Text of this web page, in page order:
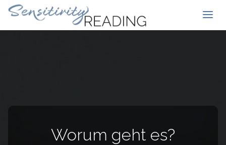
Worum geht es?